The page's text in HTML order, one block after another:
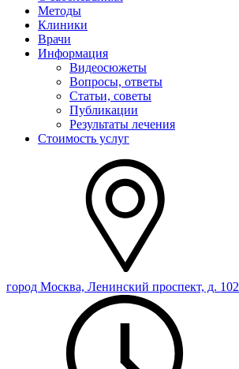
Методы
Клиники
Врачи
Информация
Видеосюжеты
Вопросы, ответы
Статьи, советы
Публикации
Результаты лечения
Стоимость услуг
город Москва, Ленинский проспект, д. 102